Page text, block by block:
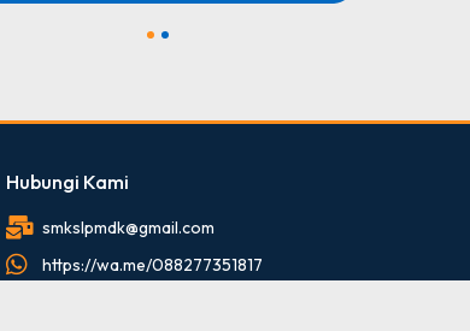
Hubungi Kami
smkslpmdk@gmail.com
https://wa.me/088277351817